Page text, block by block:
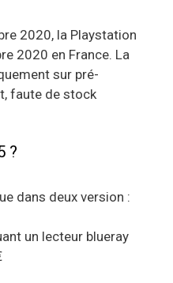
2020, la Playstation
2020 en France. La
sur pré-
faute de stock
?
dans deux version :
un lecteur blueray